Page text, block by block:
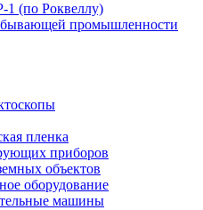
(по Роквеллу)
промышленности
пленка
приборов
объектов
оборудование
машины